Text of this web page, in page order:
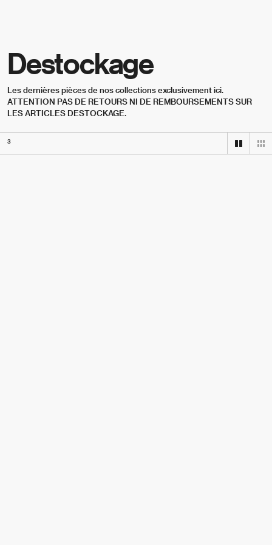
Destockage
Les dernières pièces de nos collections exclusivement ici.
ATTENTION PAS DE RETOURS NI DE REMBOURSEMENTS SUR
LES ARTICLES DESTOCKAGE.
3